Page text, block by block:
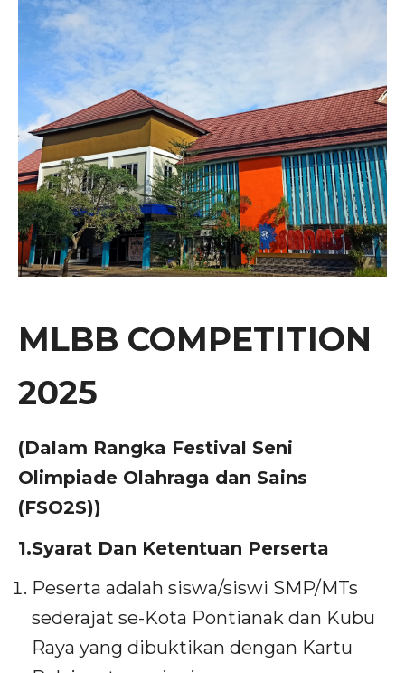
MLBB COMPETITION
2025
(Dalam Rangka Festival Seni
Olimpiade Olahraga dan Sains
(FSO2S))
1.Syarat Dan Ketentuan Perserta
Peserta adalah siswa/siswi SMP/MTs
sederajat se-Kota Pontianak dan Kubu
Raya yang dibuktikan dengan Kartu